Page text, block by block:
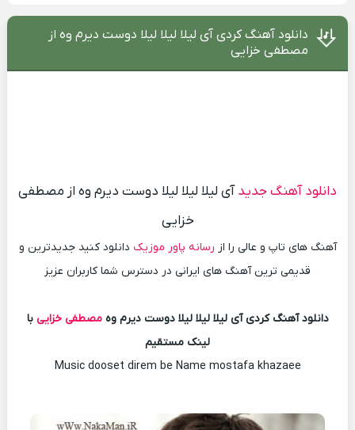
دانلود آهنگ کردی آی لیلا لیلا لیلا دوست دیرم وه از
مصطفی خزایی
دانلود آهنگ جدید آی لیلا لیلا لیلا دوست دیرم وه از مصطفی
خزایی
آهنگ های تاپ و عالی را از رسانه پاور موزیک دانلود کنید جدیدترین و
قدیمی ترین آهنگ های ایرانی در دسترس شما کاربران عزیز
دانلود آهنگ کردی آی لیلا لیلا لیلا دوست دیرم وهمصطفی خزایی با
لینک مستقیم
Music dooset direm be Name mostafa khazaee